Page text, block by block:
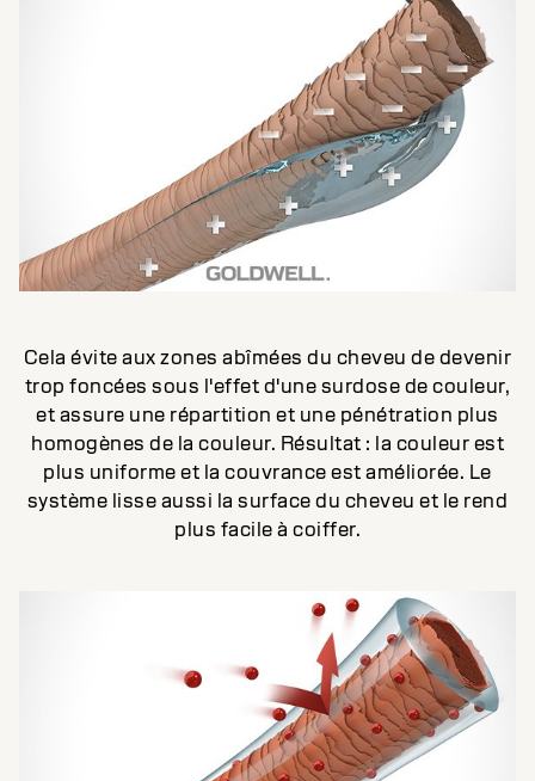
Cela évite aux zones abîmées du cheveu de devenir
trop foncées sous l'effet d'une surdose de couleur,
et assure une répartition et une pénétration plus
homogènes de la couleur. Résultat : la couleur est
plus uniforme et la couvrance est améliorée. Le
système lisse aussi la surface du cheveu et le rend
plus facile à coiffer.